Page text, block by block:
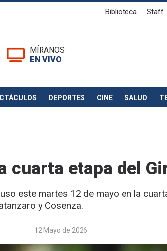
Biblioteca Staff
MÍRANOS
EN VIVO
DEPORTES CINE SALUD
cuarta etapa del
este martes 12 de mayo en la
y Cosenza.
12 Mayo de 2026